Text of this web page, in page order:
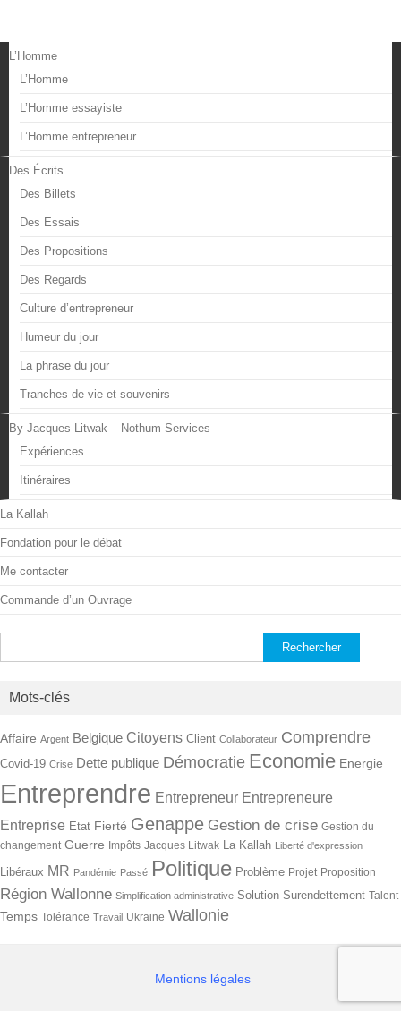
L’Homme
L’Homme
L’Homme essayiste
L’Homme entrepreneur
Des Écrits
Des Billets
Des Essais
Des Propositions
Des Regards
Culture d’entrepreneur
Humeur du jour
La phrase du jour
Tranches de vie et souvenirs
By Jacques Litwak – Nothum Services
Expériences
Itinéraires
La Kallah
Fondation pour le débat
Me contacter
Commande d’un Ouvrage
Mots-clés
Affaire Argent Belgique Citoyens Client Collaborateur Comprendre
Covid-19 Crise Dette publique Démocratie Economie Energie
Entreprendre Entrepreneur Entrepreneure
Entreprise Etat Fierté Genappe Gestion de crise Gestion du
changement Guerre Impôts Jacques Litwak La Kallah Liberté d'expression
Libéraux MR Pandémie Passé Politique Problème Projet Proposition
Région Wallonne Simplification administrative Solution Surendettement Talent
Temps Tolérance Travail Ukraine Wallonie
Mentions légales